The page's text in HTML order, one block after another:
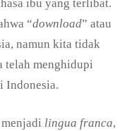
ibu yang terlibat.
“download” atau
namun kita tidak
telah menghidupi
Indonesia.
lingua franca,